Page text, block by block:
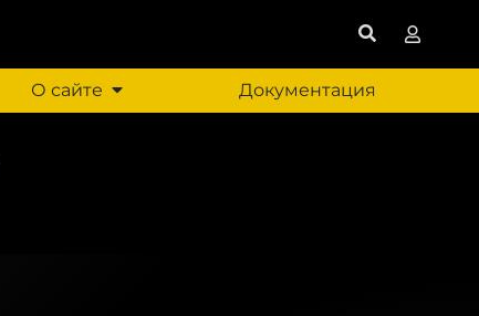
О сайте Документация